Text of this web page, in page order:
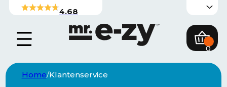
4.68
0
Home Klantenservice